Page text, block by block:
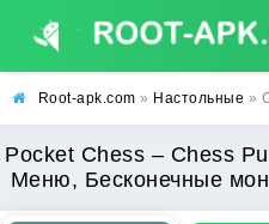
Root-apk.com » Настольные » Скачать
Pocket Chess – Chess
Меню, Бесконечные